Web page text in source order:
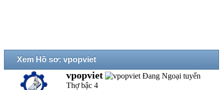
Xem Hồ sơ: vpopviet
vpopviet
Thợ bậc 4